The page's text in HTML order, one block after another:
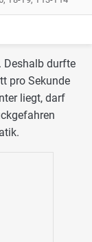
Deshalb durfte
pro Sekunde
liegt, darf